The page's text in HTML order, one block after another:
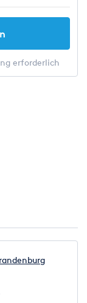
erforderlich